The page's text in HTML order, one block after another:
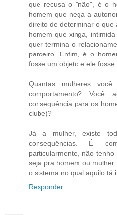
que recusa o "não", é o
homem que nega a
direito de determinar o que
homem que xinga,
quer termina o
parceiro. Enfim, é o
fosse um objeto e ele fosse
Quantas mulheres
comportamento?
consequência para os
clube)?
Já a mulher, existe
consequências. É
particularmente, não
seja pra homem ou
o sistema no qual aquilo tá
Responder